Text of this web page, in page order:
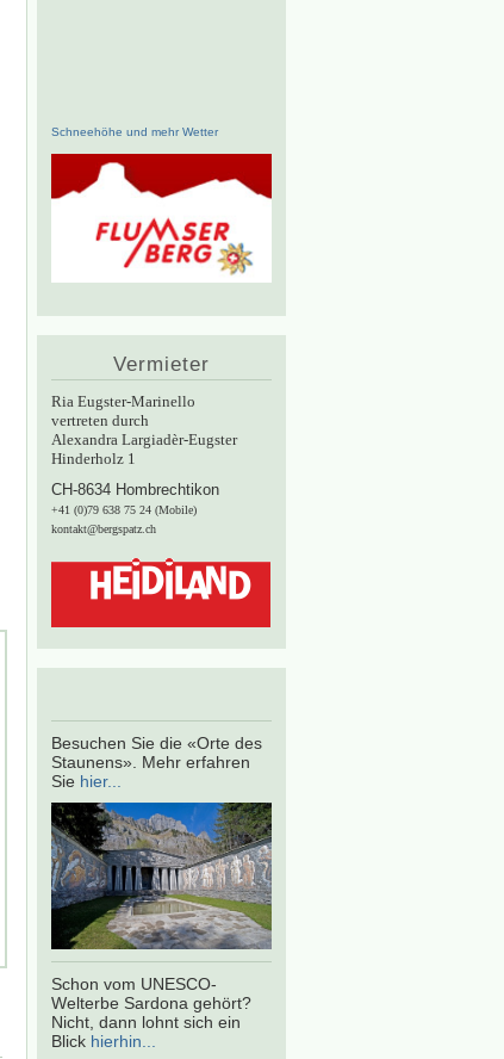
Schneehöhe und mehr Wetter
Vermieter
Ria Eugster-Marinello
vertreten durch
Alexandra Largiadèr-Eugster
Hinderholz 1
CH-8634 Hombrechtikon
+41 (0)79 638 75 24 (Mobile)
kontakt@bergspatz.ch
Besuchen Sie die «Orte des
Staunens». Mehr erfahren
Sie hier...
Schon vom UNESCO-
Welterbe Sardona gehört?
Nicht, dann lohnt sich ein
Blick hierhin...